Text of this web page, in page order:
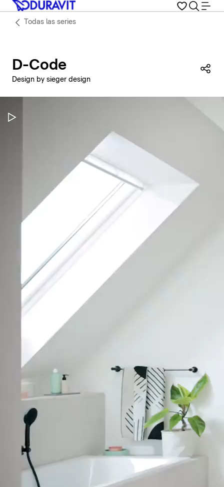
Todas las series
D-Code
Design by sieger design
Pausar vídeo